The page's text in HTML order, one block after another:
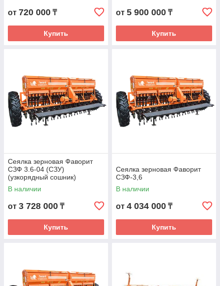
от 720 000 ₸
Купить
от 5 900 000 ₸
Купить
Сеялка зерновая Фаворит
СЗФ 3.6-04 (СЗУ)
(узкорядный сошник)
увеличенный бункер
В наличии
от 3 728 000 ₸
Купить
Сеялка зерновая Фаворит
СЗФ-3,6
В наличии
от 4 034 000 ₸
Купить